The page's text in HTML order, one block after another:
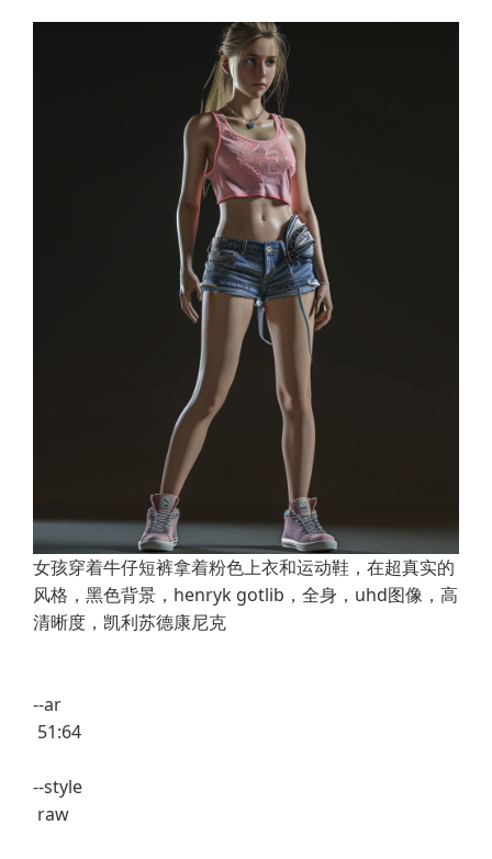
女孩穿着牛仔短裤拿着粉色上衣和运动鞋，在超真实的
风格，黑色背景，henryk gotlib，全身，uhd图像，高
清晰度，凯利苏德康尼克
--ar
51:64
--style
raw